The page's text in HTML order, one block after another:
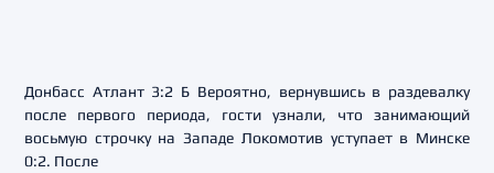
Донбасс Атлант 3:2 Б Вероятно, вернувшись в раздевалку
после первого периода, гости узнали, что занимающий
восьмую строчку на Западе Локомотив уступает в Минске
0:2. После